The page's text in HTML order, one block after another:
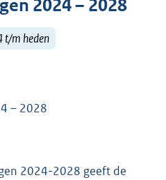
2024 – 2028
t/m heden
– 2028
2024-2028 geeft de